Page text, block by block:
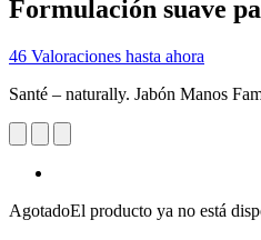
Formulación suave
46 Valoraciones hasta ahora
Santé – naturally. Jabón Manos
AgotadoEl producto ya no está